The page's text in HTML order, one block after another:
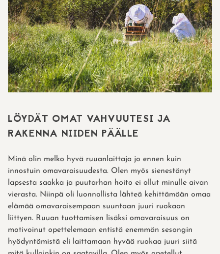
LÖYDÄT OMAT VAHVUUTESI JA
RAKENNA NIIDEN PÄÄLLE
Minä olin melko hyvä ruuanlaittaja jo ennen kuin
innostuin omavaraisuudesta. Olen myös sienestänyt
lapsesta saakka ja puutarhan hoito ei ollut minulle aivan
vierasta. Niinpä oli luonnollista lähteä kehittämään omaa
elämää omavaraisempaan suuntaan juuri ruokaan
liittyen. Ruuan tuottamisen lisäksi omavaraisuus on
motivoinut opettelemaan entistä enemmän sesongin
hyödyntämistä eli laittamaan hyvää ruokaa juuri siitä